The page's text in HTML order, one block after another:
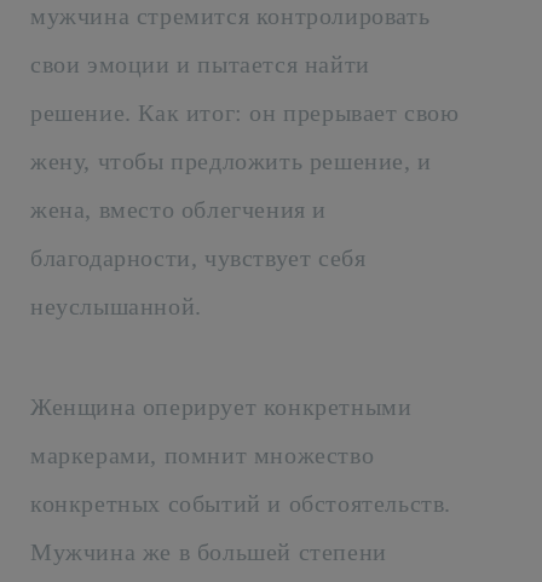
мужчина стремится контролировать
свои эмоции и пытается найти
решение. Как итог: он прерывает свою
жену, чтобы предложить решение, и
жена, вместо облегчения и
благодарности, чувствует себя
неуслышанной.
Женщина оперирует конкретными
маркерами, помнит множество
конкретных событий и обстоятельств.
Мужчина же в большей степени